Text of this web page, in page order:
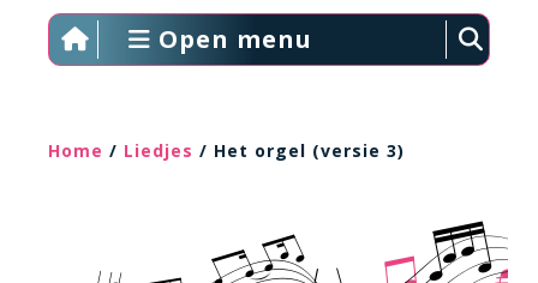
Open menu
Home / Liedjes / Het orgel (versie 3)